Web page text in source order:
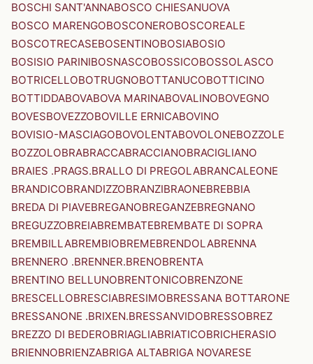
BOSCHI SANT'ANNABOSCO CHIESANUOVA
BOSCO MARENGOBOSCONEROBOSCOREALE
BOSCOTRECASEBOSENTINOBOSIABOSIO
BOSISIO PARINIBOSNASCOBOSSICOBOSSOLASCO
BOTRICELLOBOTRUGNOBOTTANUCOBOTTICINO
BOTTIDDABOVABOVA MARINABOVALINOBOVEGNO
BOVESBOVEZZOBOVILLE ERNICABOVINO
BOVISIO-MASCIAGOBOVOLENTABOVOLONEBOZZOLE
BOZZOLOBRABRACCABRACCIANOBRACIGLIANO
BRAIES .PRAGS.BRALLO DI PREGOLABRANCALEONE
BRANDICOBRANDIZZOBRANZIBRAONEBREBBIA
BREDA DI PIAVEBREGANOBREGANZEBREGNANO
BREGUZZOBREIABREMBATEBREMBATE DI SOPRA
BREMBILLABREMBIOBREMEBRENDOLABRENNA
BRENNERO .BRENNER.BRENOBRENTA
BRENTINO BELLUNOBRENTONICOBRENZONE
BRESCELLOBRESCIABRESIMOBRESSANA BOTTARONE
BRESSANONE .BRIXEN.BRESSANVIDOBRESSOBREZ
BREZZO DI BEDEROBRIAGLIABRIATICOBRICHERASIO
BRIENNOBRIENZABRIGA ALTABRIGA NOVARESE